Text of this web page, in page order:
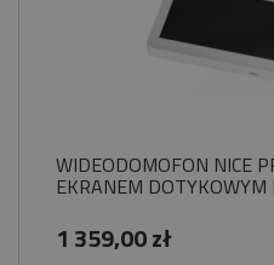
WIDEODOMOFON NICE
EKRANEM
1 359,00 zł